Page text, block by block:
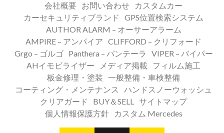
会社概要 お問い合わせ
カスタムカー
カーセキュリティブランド
GPS位置検索システム
AUTHOR ALARM – オーサーアラーム
AMPIRE – アンパイア CLIFFORD – クリフォード
Grgo – ゴルゴ
Panthera – パンテーラ
VIPER – バイパー
AHイモビライザー
メディア掲載
フィルム施工
板金修理・塗装 一般整備・車検整備
コーティング・メンテナンス
ハンドスノーウォッシュ
クリアガード
BUY＆SELL サイトマップ
個人情報保護方針
カスタム Mercedes